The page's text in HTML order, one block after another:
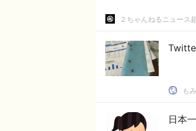
２ちゃんねるニュース
も
日本